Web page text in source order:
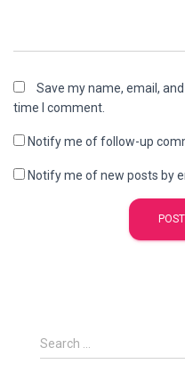
Save my name, email,
time I comment.
Notify me of follow-up
Notify me of new posts by
S
e
Search …